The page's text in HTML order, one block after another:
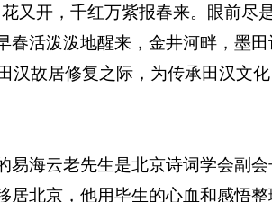
开，千红万紫报春来。眼前尽
春活泼泼地醒来，金井河畔，墨
汉故居修复之际，为传承田汉文
海云老先生是北京诗词学会副会
居北京，他用毕生的心血和感悟